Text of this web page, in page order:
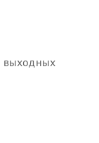
выходных